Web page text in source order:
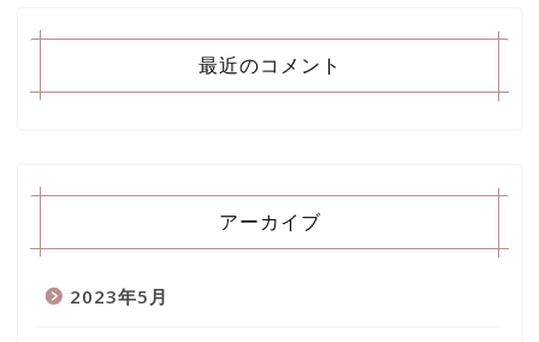
最近のコメント
アーカイブ
2023年5月